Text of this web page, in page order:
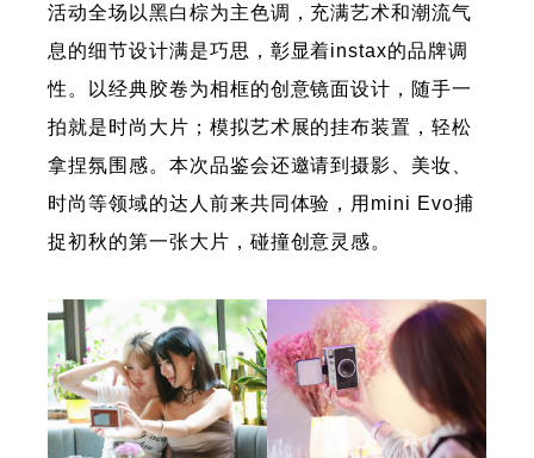
活动全场以黑白棕为主色调，充满艺术和潮流气
息的细节设计满是巧思，彰显着instax的品牌调
性。以经典胶卷为相框的创意镜面设计，随手一
拍就是时尚大片；模拟艺术展的挂布装置，轻松
拿捏氛围感。本次品鉴会还邀请到摄影、美妆、
时尚等领域的达人前来共同体验，用mini Evo捕
捉初秋的第一张大片，碰撞创意灵感。